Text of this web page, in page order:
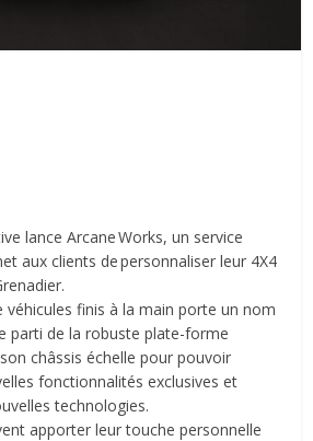
lance Arcane Works, un service
aux clients de personnaliser leur 4X4
véhicules finis à la main porte un nom
parti de la robuste plate-forme
châssis échelle pour pouvoir
fonctionnalités exclusives et
technologies.
apporter leur touche personnelle